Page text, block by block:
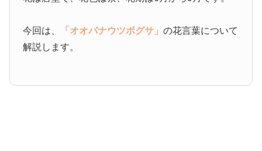
今回は、 「オオバナウツボグサ」の花言葉について
解説します。